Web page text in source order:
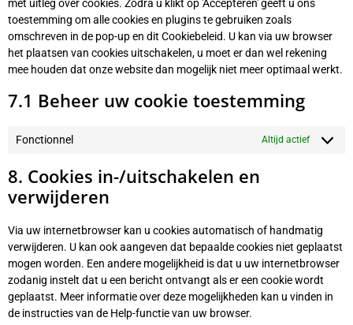
met uitleg over cookies. Zodra u klikt op 'Accepteren' geeft u ons
toestemming om alle cookies en plugins te gebruiken zoals
omschreven in de pop-up en dit Cookiebeleid. U kan via uw browser
het plaatsen van cookies uitschakelen, u moet er dan wel rekening
mee houden dat onze website dan mogelijk niet meer optimaal werkt.
7.1 Beheer uw cookie toestemming
Fonctionnel Altijd actief
8. Cookies in-/uitschakelen en
verwijderen
Via uw internetbrowser kan u cookies automatisch of handmatig
verwijderen. U kan ook aangeven dat bepaalde cookies niet geplaatst
mogen worden. Een andere mogelijkheid is dat u uw internetbrowser
zodanig instelt dat u een bericht ontvangt als er een cookie wordt
geplaatst. Meer informatie over deze mogelijkheden kan u vinden in
de instructies van de Help-functie van uw browser.